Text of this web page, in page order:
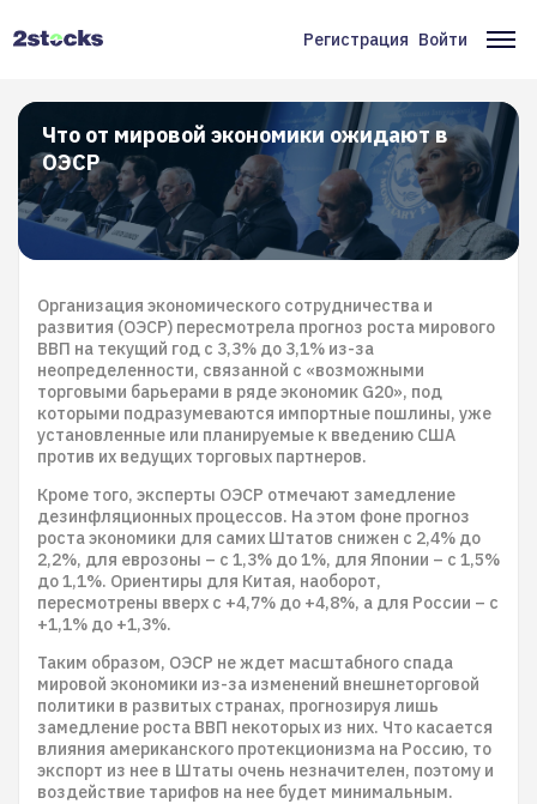
Меню
учётной
записи
пользователя
Регистрация Войти
Что от мировой экономики ожидают в
ОЭСР
Организация экономического сотрудничества и
развития (ОЭСР) пересмотрела прогноз роста мирового
ВВП на текущий год с 3,3% до 3,1% из-за
неопределенности, связанной с «возможными
торговыми барьерами в ряде экономик G20», под
которыми подразумеваются импортные пошлины, уже
установленные или планируемые к введению США
против их ведущих торговых партнеров.
Кроме того, эксперты ОЭСР отмечают замедление
дезинфляционных процессов. На этом фоне прогноз
роста экономики для самих Штатов снижен с 2,4% до
2,2%, для еврозоны – с 1,3% до 1%, для Японии – с 1,5%
до 1,1%. Ориентиры для Китая, наоборот,
пересмотрены вверх с +4,7% до +4,8%, а для России – с
+1,1% до +1,3%.
Таким образом, ОЭСР не ждет масштабного спада
мировой экономики из-за изменений внешнеторговой
политики в развитых странах, прогнозируя лишь
замедление роста ВВП некоторых из них. Что касается
влияния американского протекционизма на Россию, то
экспорт из нее в Штаты очень незначителен, поэтому и
воздействие тарифов на нее будет минимальным.